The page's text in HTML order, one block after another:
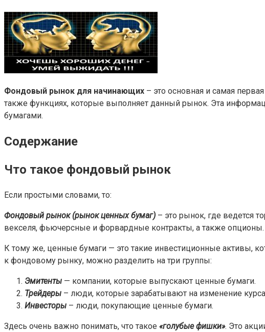
Фондовый рынок для начинающих – это основная и самая
также функциях, которые выполняет данный рынок. Эта
бумагами.
Содержание
Что такое фондовый рынок
Если простыми словами, то:
Фондовый рынок (рынок ценных бумаг) – это рынок, где ведется
векселя, фьючерсные и форвардные контракты, а также опционы.
К тому же, ценные бумаги — это такие инвестиционные активы,
к фондовому рынку, можно разделить на три группы:
Эмитенты — компании, которые выпускают ценные бумаги.
Трейдеры – люди, которые зарабатывают на изменение
Инвесторы – люди, покупающие ценные бумаги.
Здесь очень важно понимать, что такое «голубые фишки». Это